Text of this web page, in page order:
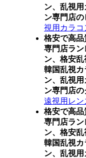
ン、乱視
ン専門店
視用カラコ
格安で高
専門店ラン
ン、格安乱
韓国乱視カ
ン、乱視
ン専門店
遠視用レン
格安で高
専門店ラン
ン、格安乱
韓国乱視カ
ン、乱視